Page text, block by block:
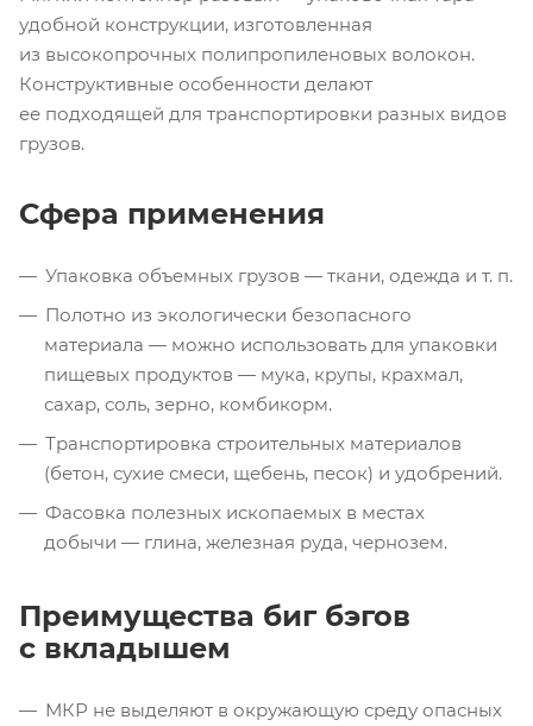
удобной конструкции, изготовленная
из высокопрочных полипропиленовых волокон.
Конструктивные особенности делают
ее подходящей для транспортировки разных видов
грузов.
Сфера применения
Упаковка объемных грузов — ткани, одежда и т. п.
Полотно из экологически безопасного
материала — можно использовать для упаковки
пищевых продуктов — мука, крупы, крахмал,
сахар, соль, зерно, комбикорм.
Транспортировка строительных материалов
(бетон, сухие смеси, щебень, песок) и удобрений.
Фасовка полезных ископаемых в местах
добычи — глина, железная руда, чернозем.
Преимущества биг бэгов
с вкладышем
МКР не выделяют в окружающую среду опасных